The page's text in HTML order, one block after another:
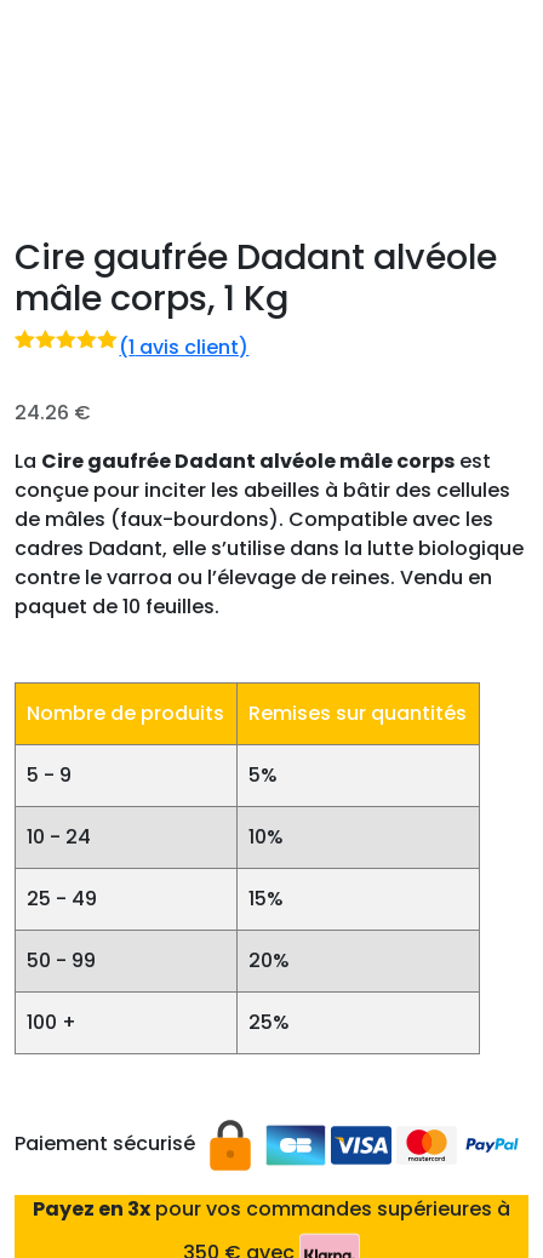
Cire gaufrée Dadant alvéole
mâle corps, 1 Kg
sur
notation
(1 avis client)
24.26 €
La Cire gaufrée Dadant alvéole mâle corps est
conçue pour inciter les abeilles à bâtir des cellules
de mâles (faux-bourdons). Compatible avec les
cadres Dadant, elle s’utilise dans la lutte biologique
contre le varroa ou l’élevage de reines. Vendu en
paquet de 10 feuilles.
Nombre de produits Remises sur quantités
5 - 9 5%
10 - 24 10%
25 - 49 15%
50 - 99 20%
100 + 25%
Paiement sécurisé
Payez en 3x pour vos commandes supérieures à